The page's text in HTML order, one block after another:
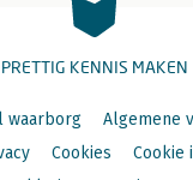
PRETTIG KENNIS MAKEN
waarborg
Algemene
Cookies
Cookie